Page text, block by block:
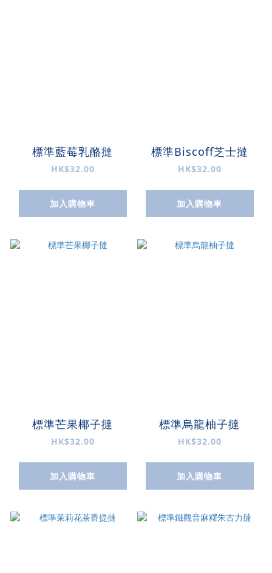
標準藍莓乳酪撻
HK$32.00
加入購物車
標準Biscoff芝士撻
HK$32.00
加入購物車
標準芒果椰子撻
HK$32.00
加入購物車
標準烏龍柚子撻
HK$32.00
加入購物車